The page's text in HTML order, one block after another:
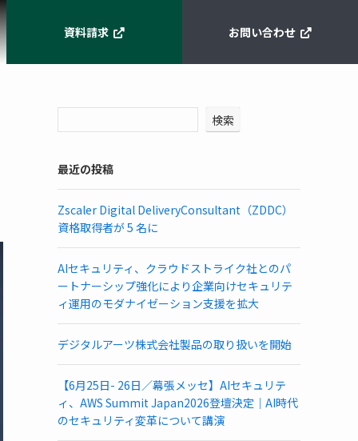
資料請求 お問い合わせ
検索
最近の投稿
Zscaler Digital DeliveryConsultant（ZDDC）
資格取得者が 5 名に
AIセキュリティ、クラウドストライク社とのパ
ートナーシップ強化により企業向けセキュリテ
ィ運用のモダナイゼーション支援を拡大
デジタルアーツ株式会社製品の取り扱いを開始
【6月25日- 26日／幕張メッセ】AIセキュリテ
ィ、AWS Summit Japan2026登壇決定｜AI時代
のセキュリティ変革について講演